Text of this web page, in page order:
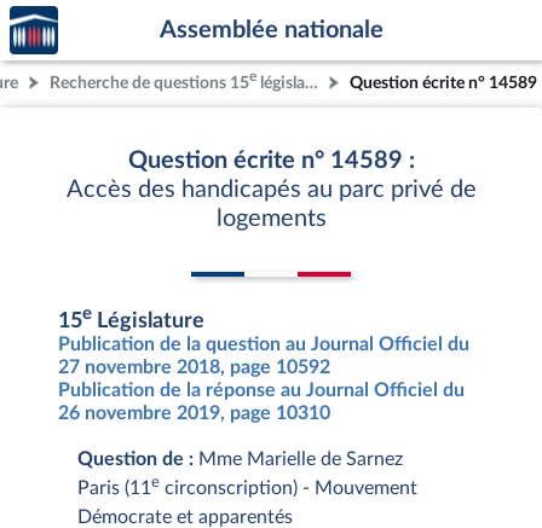
Aller au contenu
Aller en bas de la page
Accèder
à la
page
d'accueil
Assemblée nationale
Recherche de questions 15e législature Question écrite n° 14589
Question écrite n° 14589 :
Accès des handicapés au parc privé de
logements
15e Législature
Publication de la question au Journal Officiel du
27 novembre 2018, page 10592
Publication de la réponse au Journal Officiel du
26 novembre 2019, page 10310
Question de : Mme Marielle de Sarnez
Paris (11 e circonscription) - Mouvement
Démocrate et apparentés